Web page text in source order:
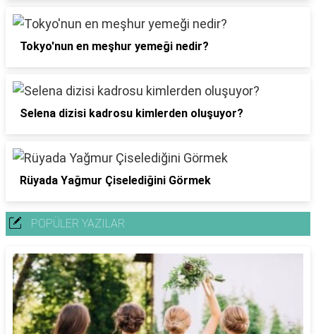
Tokyo'nun en meşhur yemeği nedir?
Selena dizisi kadrosu kimlerden oluşuyor?
Rüyada Yağmur Çiselediğini Görmek
POPÜLER YAZILAR